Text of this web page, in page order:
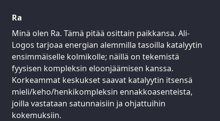
Ra
Minä olen Ra. Tämä pitää osittain paikkansa. Ali-
Logos tarjoaa energian alemmilla tasoilla katalyytin
ensimmäiselle kolmikolle; näillä on tekemistä
fyysisen kompleksin eloonjäämisen kanssa.
Korkeammat keskukset saavat katalyytin itsensä
mieli/keho/henkikompleksin ennakkoasenteista,
joilla vastataan satunnaisiin ja ohjattuihin
kokemuksiin.